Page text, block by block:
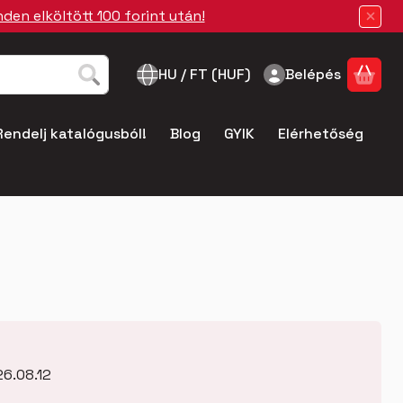
elköltött 100 forint után!
HU / FT (HUF) Belépés A
katalógusból! Blog GYIK Elérhetőség